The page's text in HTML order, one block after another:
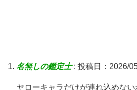
名無しの鑑定士: 投稿日：2026/
ヤローキャラだけが連れ込めな